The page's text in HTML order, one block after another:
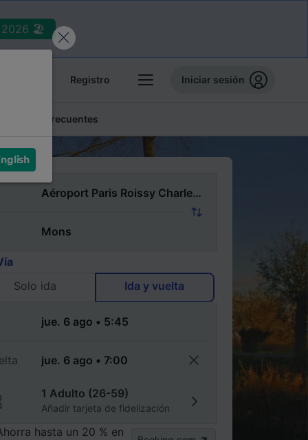
2026 🏖️
Registro Iniciar sesión
frecuentes
Solo ida
Ida y vuelta
1 Adulto (26-59)
Añadir tarjeta de fidelización
hasta un 20 % en